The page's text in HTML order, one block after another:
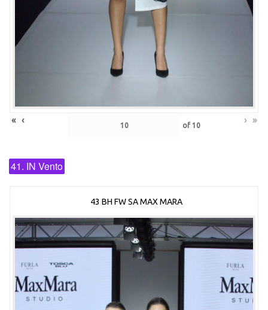
« ‹ of 10 › »
41. IN Vento
43 BH FW SA MAX MARA